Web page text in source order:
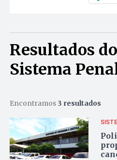
Resultados
Sistema
Encontramos 3 resultados